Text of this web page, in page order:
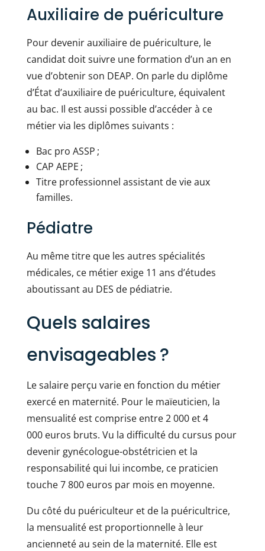
Auxiliaire de puériculture
Pour devenir auxiliaire de puériculture, le
candidat doit suivre une formation d’un an en
vue d’obtenir son DEAP. On parle du diplôme
d’État d’auxiliaire de puériculture, équivalent
au bac. Il est aussi possible d’accéder à ce
métier via les diplômes suivants :
Bac pro ASSP ;
CAP AEPE ;
Titre professionnel assistant de vie aux
familles.
Pédiatre
Au même titre que les autres spécialités
médicales, ce métier exige 11 ans d’études
aboutissant au DES de pédiatrie.
Quels salaires
envisageables ?
Le salaire perçu varie en fonction du métier
exercé en maternité. Pour le maïeuticien, la
mensualité est comprise entre 2 000 et 4
000 euros bruts. Vu la difficulté du cursus pour
devenir gynécologue-obstétricien et la
responsabilité qui lui incombe, ce praticien
touche 7 800 euros par mois en moyenne.
Du côté du puériculteur et de la puéricultrice,
la mensualité est proportionnelle à leur
ancienneté au sein de la maternité. Elle est